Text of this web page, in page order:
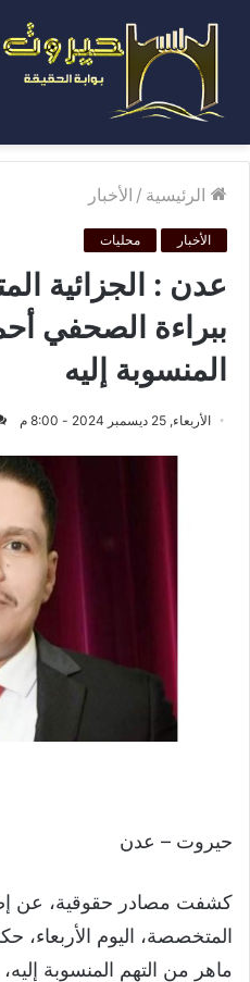
الرئيسية / الأخبار
الأخبار محليات
عدن : الجزائية
ببراءة الصحفي
المنسوبة إليه
الأربعاء, 25 ديسمبر 2024 - 8:00 م
حيروت – عدن
كشفت مصادر حقوقية، عن
المتخصصة، اليوم الأربعاء،
ماهر من التهم المنسوبة